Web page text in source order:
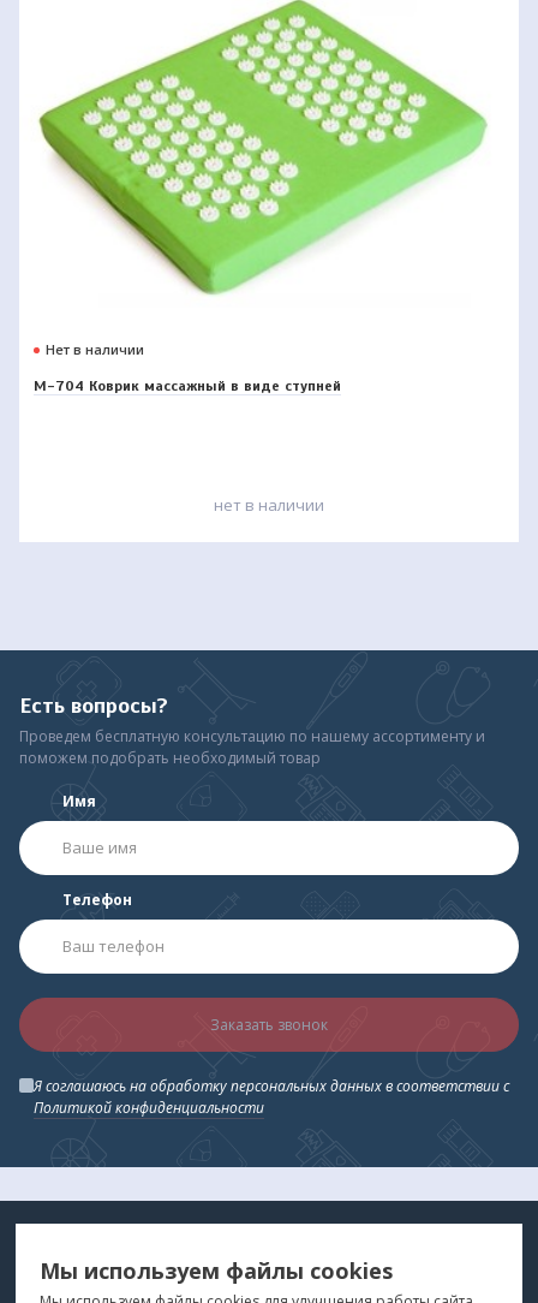
приборов, бактерицидных ламп, под прямыми
солнечными лучами.
Коврик не должен подвергаться воздействию
масел, кислот, щелочей и других веществ,
которые разрушают резину.
Нет в наличии
М-704 Коврик массажный в виде ступней
нет в наличии
Есть вопросы?
Проведем бесплатную консультацию по нашему ассортименту и
поможем подобрать необходимый товар
Имя
Телефон
Заказать звонок
Я соглашаюсь на обработку персональных данных в соответствии с
Политикой конфиденциальности
ДЛЯ ВАС
"Медтехника для Вас"©2026
Мы используем файлы cookies